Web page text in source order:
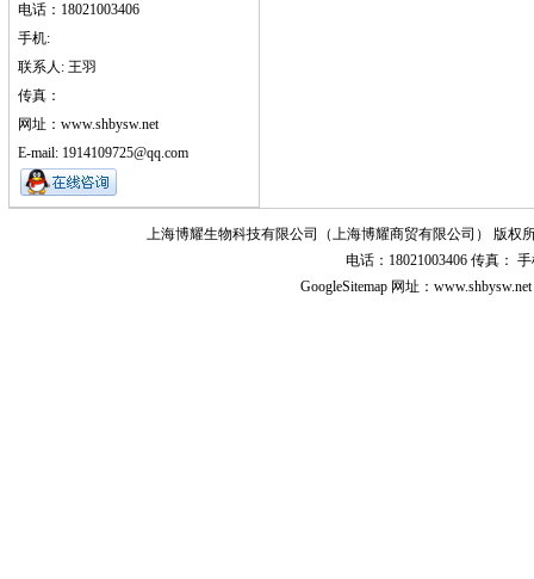
电话：18021003406
手机:
联系人: 王羽
传真：
网址：www.shbysw.net
E-mail: 1914109725@qq.com
上海博耀生物科技有限公司（上海博耀商贸有限公司） 版权
电话：18021003406 传真：
GoogleSitemap 网址：